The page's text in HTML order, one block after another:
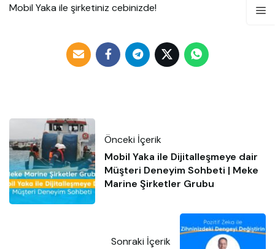
Mobil Yaka ile şirketiniz cebinizde!
Önceki İçerik
Mobil Yaka ile Dijitalleşmeye dair
Müşteri Deneyim Sohbeti | Meke
Marine Şirketler Grubu
Sonraki İçerik